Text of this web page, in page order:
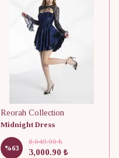
Reorah Collection
Midnight Dress
%63
8,049.90 ₺
3,000.90 ₺